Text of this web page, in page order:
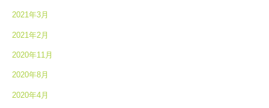
2021年3月
2021年2月
2020年11月
2020年8月
2020年4月